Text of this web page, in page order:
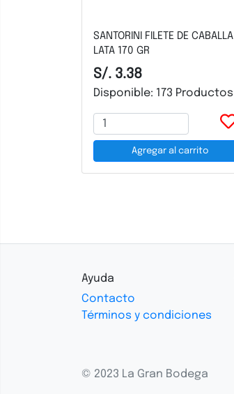
SANTORINI FILETE DE CABALLA
LATA 170 GR
S/. 3.38
Disponible: 173 Productos
Agregar al carrito
Ayuda
Contacto
Términos y condiciones
© 2023 La Gran Bodega